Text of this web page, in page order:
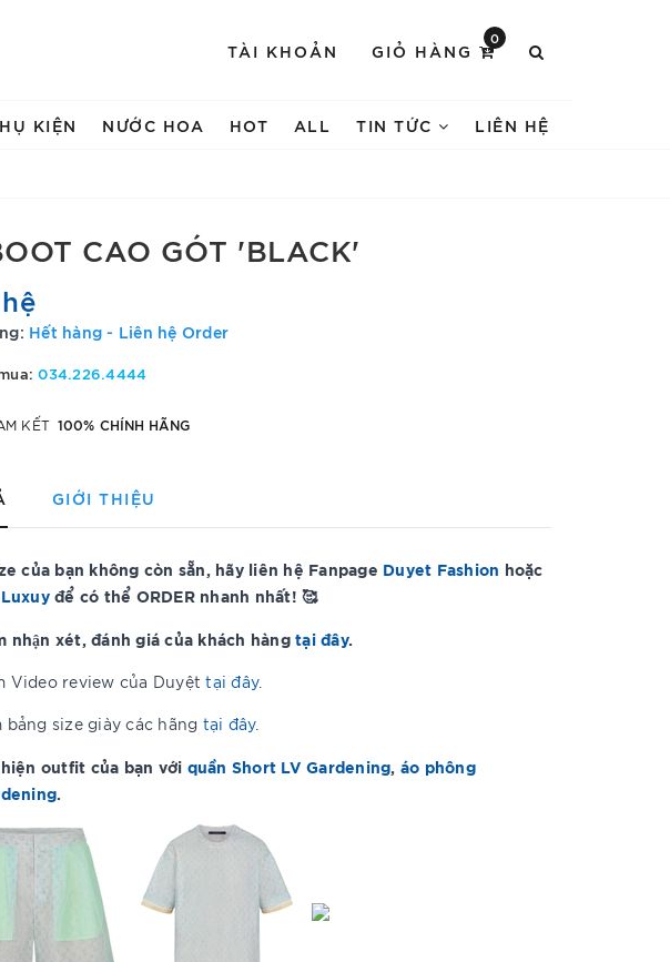
TÀI KHOẢN GIỎ HÀNG
0
KIỆN NƯỚC HOA HOT ALL TIN TỨC LIÊN HỆ
CAO GÓT 'BLACK'
Hết hàng - Liên hệ Order
034.226.4444
KẾT 100% CHÍNH HÃNG
GIỚI THIỆU
của bạn không còn sẵn, hãy liên hệ Fanpage Duyet Fashion hoặc
để có thể ORDER nhanh nhất! 🥰
nhận xét, đánh giá của khách hàng tại đây.
Video review của Duyệttại đây.
bảng size giày các hãng tại đây.
outfit của bạn với quần Short LV Gardening, áo phông
.